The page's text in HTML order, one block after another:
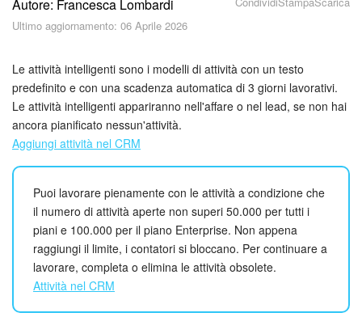
Piani e pagamento
Come iniziare?
CoPilot: IA in Bitrix24
Feed
Messenger
Collab
Calendario
Autore: Francesca Lombardi
Ultimo aggiornamento: 06 Aprile 2026
Le attività intelligenti sono i modelli di attività con un testo
predefinito e con una scadenza automatica di 3 giorni lavorativi.
Le attività intelligenti appariranno nell'affare o nel lead, se non hai
ancora pianificato nessun'attività.
Aggiungi attività nel CRM
Puoi lavorare pienamente con le attività a condizione che
il numero di attività aperte non superi 50.000 per tutti i
piani e 100.000 per il piano Enterprise. Non appena
raggiungi il limite, i contatori si bloccano. Per continuare a
lavorare, completa o elimina le attività obsolete.
Attività nel CRM